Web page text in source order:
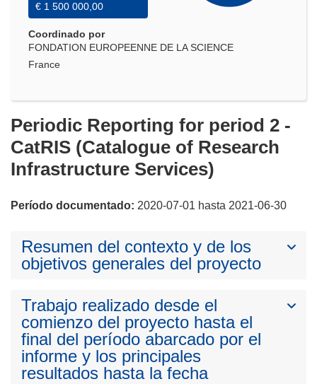
€ 1 500 000,00
Coordinado por
FONDATION EUROPEENNE DE LA SCIENCE
France
Periodic Reporting for period 2 -
CatRIS (Catalogue of Research
Infrastructure Services)
Período documentado: 2020-07-01 hasta 2021-06-30
Resumen del contexto y de los
objetivos generales del proyecto
Trabajo realizado desde el
comienzo del proyecto hasta el
final del período abarcado por el
informe y los principales
resultados hasta la fecha